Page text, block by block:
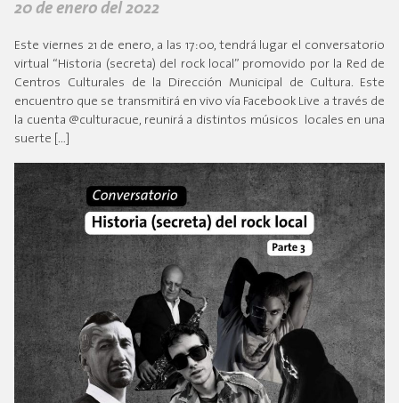
20 de enero del 2022
Este viernes 21 de enero, a las 17:00, tendrá lugar el conversatorio
virtual “Historia (secreta) del rock local” promovido por la Red de
Centros Culturales de la Dirección Municipal de Cultura. Este
encuentro que se transmitirá en vivo vía Facebook Live a través de
la cuenta @culturacue, reunirá a distintos músicos locales en una
suerte […]